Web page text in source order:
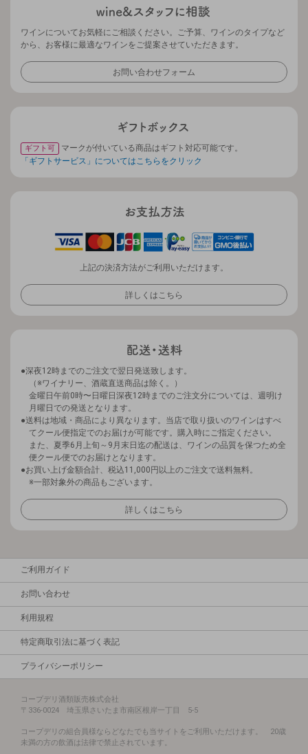
ワインについてお気軽にご相談ください。ご予算、ワインのタイプなど
から、お客様に最適なワインをご提案させていただきます。
お問い合わせフォーム
ギフト可
マークが付いている商品はギフト対応可能です。
「ギフトサービス」についてはこちらをクリック
上記の決済方法がご利用いただけます。
詳しくはこちら
深夜12時までのご注文で翌日発送致します。
（※ワイナリー、酒蔵直送商品は除く。）
金曜日午前0時〜日曜日深夜12時までのご注文分については、週明け
月曜日での発送となります。
送料は地域・商品により異なります。当店で取り扱いのワインはすべ
てクール便指定でのお届けが可能です。購入時にご指定ください。
また、夏季6月上旬～9月末日迄の配送は、ワインの品質を保つため全
便クール便でのお届けとなります。
お買い上げ金額合計、税込11,000円以上のご注文で送料無料。
※一部対象外の商品もございます。
詳しくはこちら
ご利用ガイド
お問い合わせ
利用規程
特定商取引法に基づく表記
プライバシーポリシー
コープデリ酒類販売株式会社
〒336-0024 埼玉県さいたま市南区根岸一丁目 5-5
コープデリの組合員様ならどなたでも当サイトをご利用いただけます。 20歳
未満の方の飲酒は法律で禁止されています。